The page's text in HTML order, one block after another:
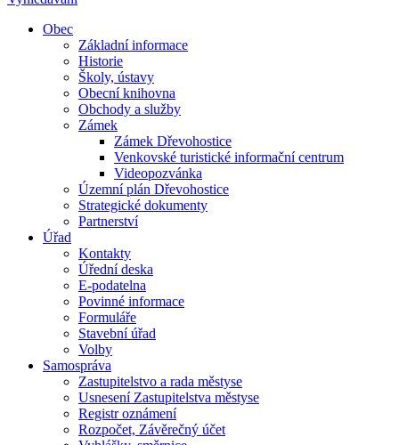
Obec
Základní informace
Historie
Školy, ústavy
Obecní knihovna
Obchody a služby
Zámek
Zámek Dřevohostice
Venkovské turistické informační centrum
Videopozvánka
Územní plán Dřevohostice
Strategické dokumenty
Partnerství
Úřad
Kontakty
Úřední deska
E-podatelna
Povinné informace
Formuláře
Stavební úřad
Volby
Samospráva
Zastupitelstvo a rada městyse
Usnesení Zastupitelstva městyse
Registr oznámení
Rozpočet, Závěrečný účet